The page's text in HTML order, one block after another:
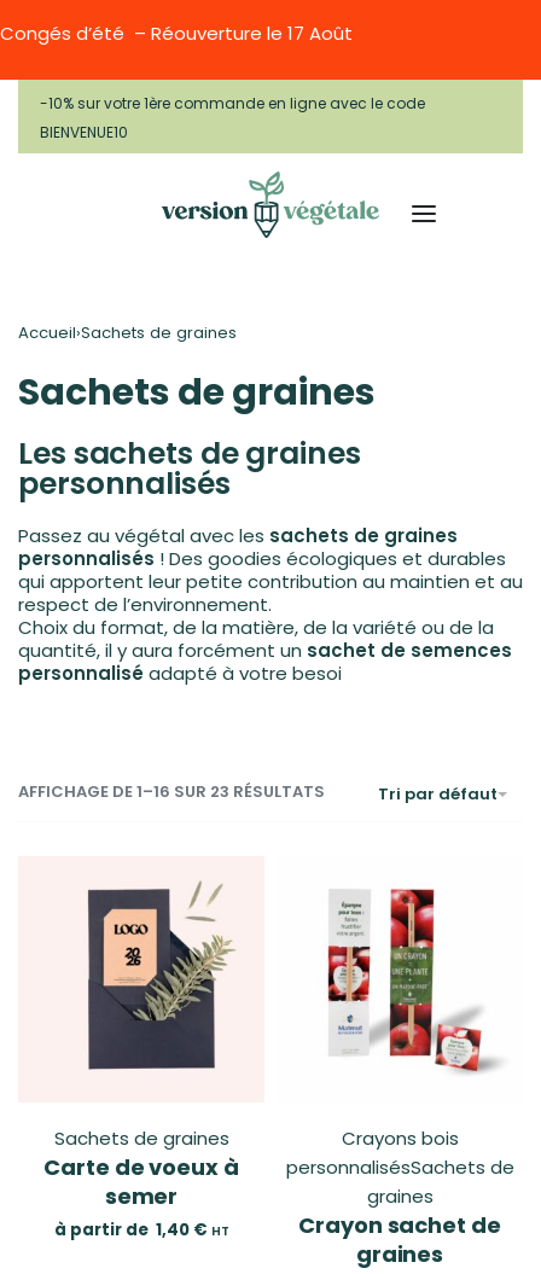
Congés d’été – Réouverture le 17 Août
-10% sur votre 1ère commande en ligne avec le code
BIENVENUE10
Accueil›Sachets de graines
Sachets de graines
Les sachets de graines
personnalisés
Passez au végétal avec les sachets de graines
personnalisés ! Des goodies écologiques et durables
qui apportent leur petite contribution au maintien et au
respect de l’environnement.
Choix du format, de la matière, de la variété ou de la
quantité, il y aura forcément un sachet de semences
personnaliséadapté à votre besoi
AFFICHAGE DE 1–16 SUR 23 RÉSULTATS Tri par défaut
Sachets de graines
Carte de voeux à
semer
à partir de 1,40 € HT
Crayons bois
personnalisésSachets de
graines
Crayon sachet de
graines